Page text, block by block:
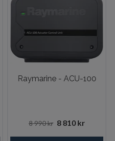
Raymarine - ACU-100
8 990 kr 8 810 kr